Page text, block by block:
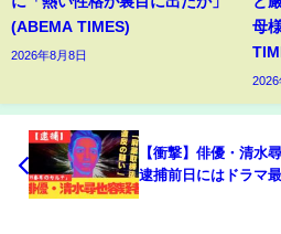
(ABEMA TIMES)
2026年8月8日
母
2026
【衝撃】俳優・清水
逮捕前日にはドラマ